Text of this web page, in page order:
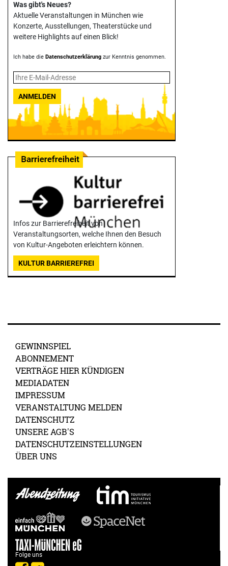
Was gibt's Neues?
Aktuelle Veranstaltungen in München wie
Konzerte, Ausstellungen, Theater­stücke und
weitere Highlights auf einen Blick!
Ich habe die Datenschutzerklärung zur Kenntnis genommen.
ANMELDEN
Infos zur Barrierefreiheit von
Veranstaltungsorten, welche Ihnen den Besuch
von Kultur-Angeboten erleichtern können.
KULTUR BARRIEREFREI
GEWINNSPIEL
ABONNEMENT
VERTRÄGE HIER KÜNDIGEN
MEDIADATEN
IMPRESSUM
VERANSTALTUNG MELDEN
DATENSCHUTZ
UNSERE AGB'S
DATENSCHUTZEINSTELLUNGEN
ÜBER UNS
Folge uns